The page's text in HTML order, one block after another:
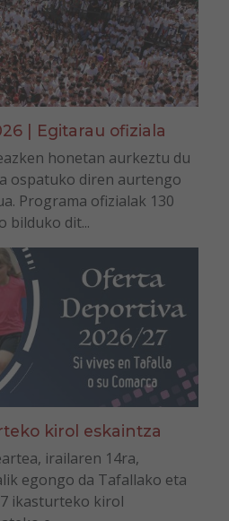
| Egitarau ofiziala
honetan aurkeztu du
ospatuko diren aurtengo
Programa ofizialak 130
bilduko dit...
kirol eskaintza
irailaren 14ra,
egongo da Tafallako eta
ikasturteko kirol